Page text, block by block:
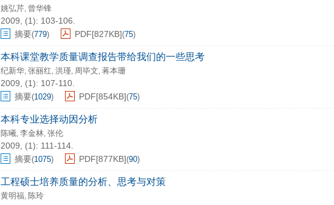
姚弘芹, 曾华锋
2009, (1): 103-106.
摘要(779) PDF[827KB](75)
本科课堂教学质量调查报告带给我们的一些思考
纪新华, 张丽红, 洪瑾, 周毕文, 蒋本珊
2009, (1): 107-110.
摘要(1029) PDF[854KB](75)
本科专业选择动因分析
陈曦, 李金林, 张伦
2009, (1): 111-114.
摘要(1075) PDF[877KB](90)
工程硕士培养质量的分析、思考与对策
黄明福, 陈玲